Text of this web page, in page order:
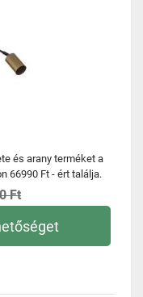
és arany terméket a
66990 Ft - ért találja.
Ft